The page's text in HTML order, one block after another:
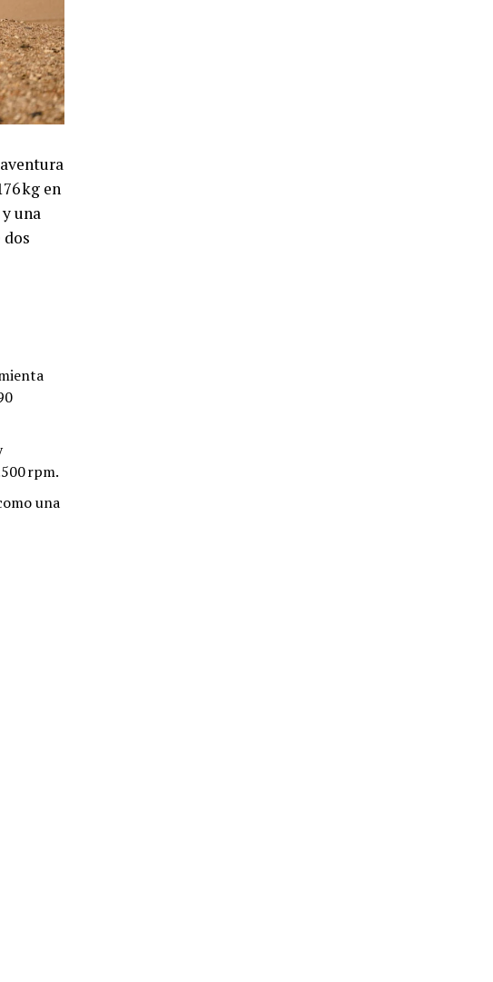
kg en
una
rpm.
una